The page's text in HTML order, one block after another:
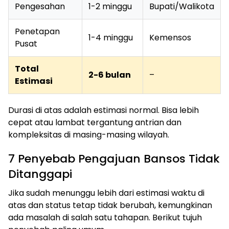
Pengesahan 1-2 minggu Bupati/Walikota
Penetapan
Pusat
1-4 minggu Kemensos
Total
Estimasi
2-6 bulan –
Durasi di atas adalah estimasi normal. Bisa lebih
cepat atau lambat tergantung antrian dan
kompleksitas di masing-masing wilayah.
7 Penyebab Pengajuan Bansos Tidak
Ditanggapi
Jika sudah menunggu lebih dari estimasi waktu di
atas dan status tetap tidak berubah, kemungkinan
ada masalah di salah satu tahapan. Berikut tujuh